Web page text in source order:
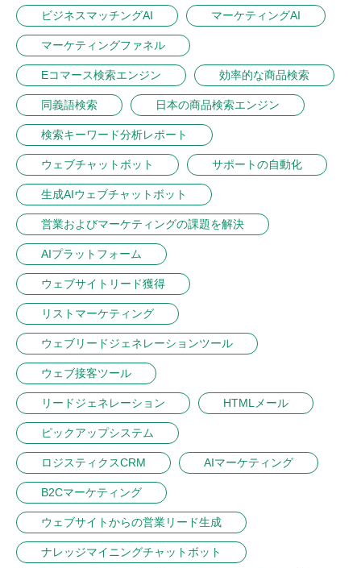
ビジネスマッチングAI マーケティングAI
マーケティングファネル
Eコマース検索エンジン 効率的な商品検索
同義語検索 日本の商品検索エンジン
検索キーワード分析レポート
ウェブチャットボット サポートの自動化
生成AIウェブチャットボット
営業およびマーケティングの課題を解決
AIプラットフォーム
ウェブサイトリード獲得
リストマーケティング
ウェブリードジェネレーションツール
ウェブ接客ツール
リードジェネレーション HTMLメール
ピックアップシステム
ロジスティクスCRM AIマーケティング
B2Cマーケティング
ウェブサイトからの営業リード生成
ナレッジマイニングチャットボット